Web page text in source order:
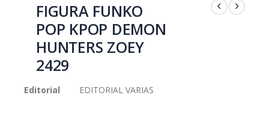
comienzo
imágenes
FIGURA FUNKO
POP KPOP DEMON
HUNTERS ZOEY
2429
Editorial EDITORIAL VARIAS